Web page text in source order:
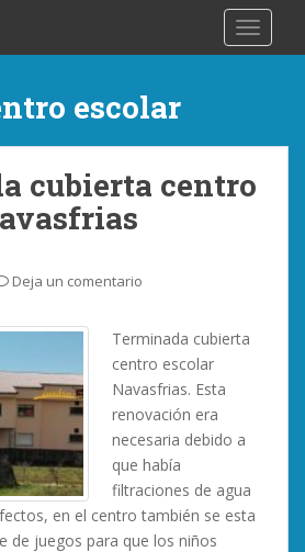
escolar
cubierta centro
Deja un comentario
Terminada cubierta
centro escolar
Navasfrias. Esta
renovación era
necesaria debido a
que había
filtraciones de agua
en el centro también se esta
de juegos para que los niños